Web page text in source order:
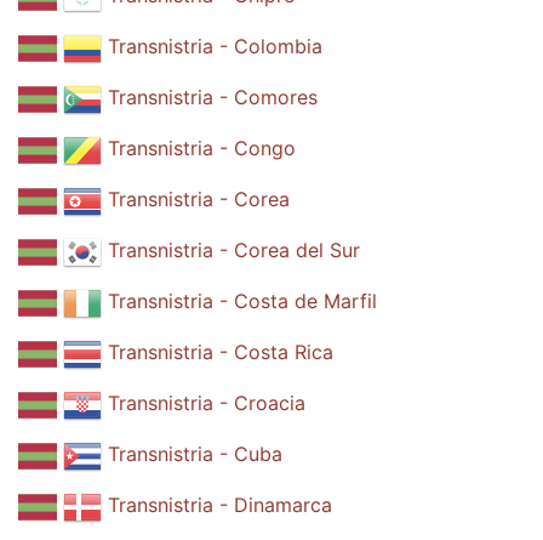
Transnistria - Colombia
Transnistria - Comores
Transnistria - Congo
Transnistria - Corea
Transnistria - Corea del Sur
Transnistria - Costa de Marfil
Transnistria - Costa Rica
Transnistria - Croacia
Transnistria - Cuba
Transnistria - Dinamarca